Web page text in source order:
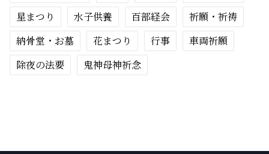
星まつり
水子供養 百部経会
祈願・祈祷
納骨堂・お墓
花まつり 行事
車両祈願
除夜の法要
鬼神母神祈念